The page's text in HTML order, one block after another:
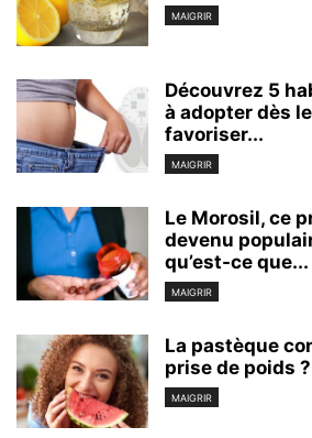
MAIGRIR
Découvrez 5
à adopter dès
favoriser...
MAIGRIR
Le Morosil, ce
devenu
qu’est-ce que...
MAIGRIR
La pastèque
prise de poids ?
MAIGRIR